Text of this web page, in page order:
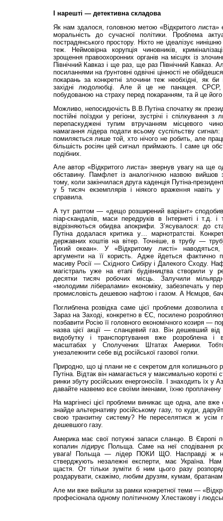
І нарешті — детективна складова
Як нам здалося, головною метою «Відкритого листа»
моральність до сучасної політики. Проблема
пострадянського простору. Ніхто не ідеалізує
теж. Неймовірна корупція чиновників,
зрощення правоохоронних органів на місцях із
Північний Кавказ і ще раз, ще раз Північний Кавказ.
посиланнями на ґрунтовні одвічні цінності не
покарань за конкретні злочини теж необхідні, як
західні людолюбці. Але й це не панацея.
побудованою на страху перед покаранням, та й це
Можливо, непосидю­чість В.В.Путіна спочатку як
постійні поїздки у регіони, зустрічі і спілкування
перепаскуджені тупим втручанням місцевого
намагання лідера подати всьому суспільству
помиляється лише той, хто нічого не робить, але
більшість росіян цей сигнал приймають. І саме ця
подібних.
Але автор «Відкритого листа» звернув увагу на ще
обставину. Памфлет із аналогічною назвою вийшов
тому, коли закінчилася друга каденція Путіна-
у 5 тисяч екземплярів і ніякого враження навіть
справила.
А тут раптом — «дещо розширений варіант»
піар-скандалів, маси передруків в Інтернеті і т.д.
відрізняються обидва апокрифи. З’ясувалося: до
Путіна додалася критика у… марнотратстві.
державних коштів на вітер. Точніше, в трубу —
Тихий океан». У «Відкритому листі»
аргументи на її користь. Адже йдеться фактично
масиву Росії — Східного Сибіру і Далекого Сходу.
магістраль уже на етапі будівництва створили у
десятки тисяч робочих місць. Залучили
«молодими лібералами» економіку, забезпечать у
промисловість дешевою нафтою і газом. А Нємцов,
Поглиблена розвідка саме цієї проблеми дозволила
Зараз на Заході, конкретно в ЄС, посилено
позбавити Росію її головного економічного козиря —
назва цієї акції — сланцевий газ. Він дешевший від
видобутку і транспортування вже розроблена і
масштабах у Сполучених Штатах Америки.
унезалежнити себе від російської газової голки.
Природно, що ці плани не є секретом для колишнього
Путіна. Відтак він намагається у максимально короткі
ринки збуту російських енергоносіїв. І знаходить їх у
давайте назвемо все своїми іменами, їхню проплачену
На маргінесі цієї проблеми виникає ще одна, але
знайде альтернативу російському газу, то куди,
свою транзитну систему? Не переселятися ж усім
дешевшого газу.
Америка має свої потужні запаси сланцю. В Європі
копалин лідирує Польща. Саме на неї сподівання
увага! Польща — лідер ПОКИ ЩО. Насправді ж
стверджують незалежні експерти, має Україна.
щастя. От тільки зуміти б ним цього разу
роздарувати, скажімо, любим друзям, кумам,
Але ми вже вийшли за рамки конкретної теми —
професіонала одному політичному Хлестакову і